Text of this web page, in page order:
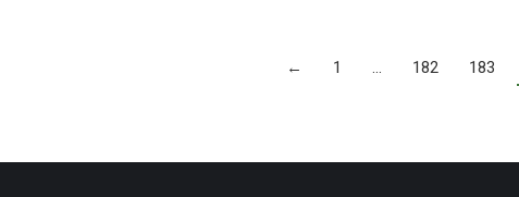
← 1 … 182 183